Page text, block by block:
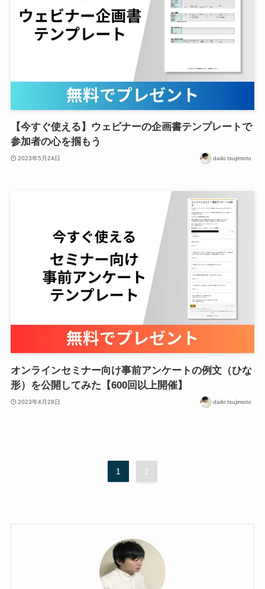
【今すぐ使える】ウェビナーの企画書テンプレートで
参加者の心を掴もう
2023年5月24日 daiki tsujimoto
オンラインセミナー向け事前アンケートの例文（ひな
形）を公開してみた【600回以上開催】
2023年4月28日 daiki tsujimoto
1 2